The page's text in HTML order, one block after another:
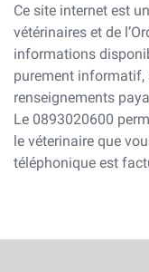
Ce site internet est
vétérinaires et de
informations
purement informatif,
renseignements
Le 0893020600
le véterinaire que
téléphonique est